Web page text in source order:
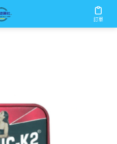
訂單